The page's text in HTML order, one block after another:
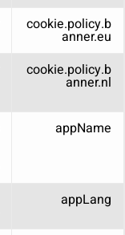
cookie.policy.b
anner.eu
cookie.policy.b
anner.nl
appName
appLang